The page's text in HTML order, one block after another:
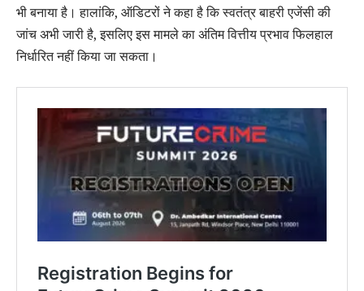
भी बनाया है। हालांकि, ऑडिटरों ने कहा है कि स्वतंत्र बाहरी एजेंसी की
जांच अभी जारी है, इसलिए इस मामले का अंतिम वित्तीय प्रभाव फिलहाल
निर्धारित नहीं किया जा सकता।